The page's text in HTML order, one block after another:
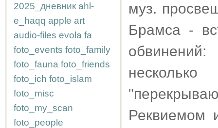
2025_дневник ahl-
e_haqq apple art
audio-files evola fa
foto_events foto_family
foto_fauna foto_friends
foto_ich foto_islam
foto_misc
foto_my_scan
foto_people
муз.
Брамса -
Реквиемом